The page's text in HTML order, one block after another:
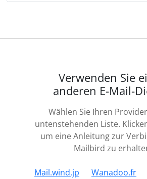
Verwenden Sie
anderen E-Mail-
Wählen Sie Ihren
untenstehenden Liste.
um eine Anleitung zur
Mailbird zu
Mail.wind.jp Wanadoo.fr